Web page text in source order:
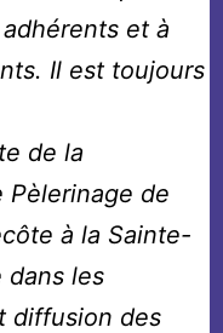
et à
Il est toujours
de la
Pèlerinage de
à la Sainte-
dans les
diffusion des